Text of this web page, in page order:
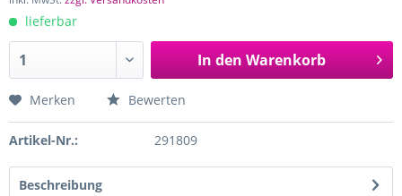
lieferbar
In den Warenkorb
Merken Bewerten
Artikel-Nr.: 291809
Beschreibung